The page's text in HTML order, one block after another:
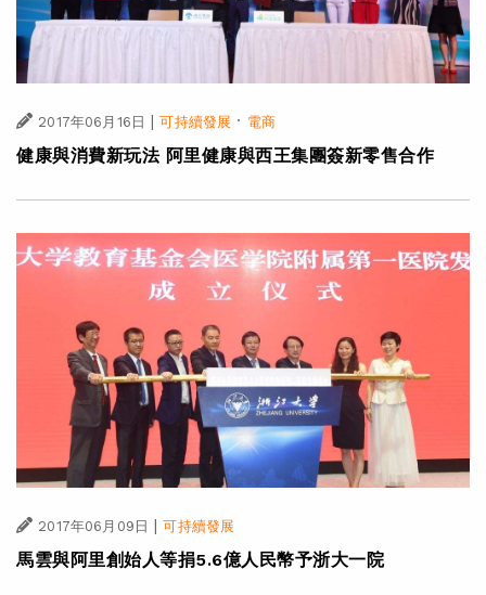
2017年06月16日 | 可持續發展 · 電商
健康與消費新玩法 阿里健康與西王集團簽新零售合作
2017年06月09日 可持續發展
馬雲與阿里創始人等捐5.6億人民幣予浙大一院